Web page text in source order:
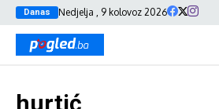
Danas Nedjelja , 9 kolovoz 2026
hurtić